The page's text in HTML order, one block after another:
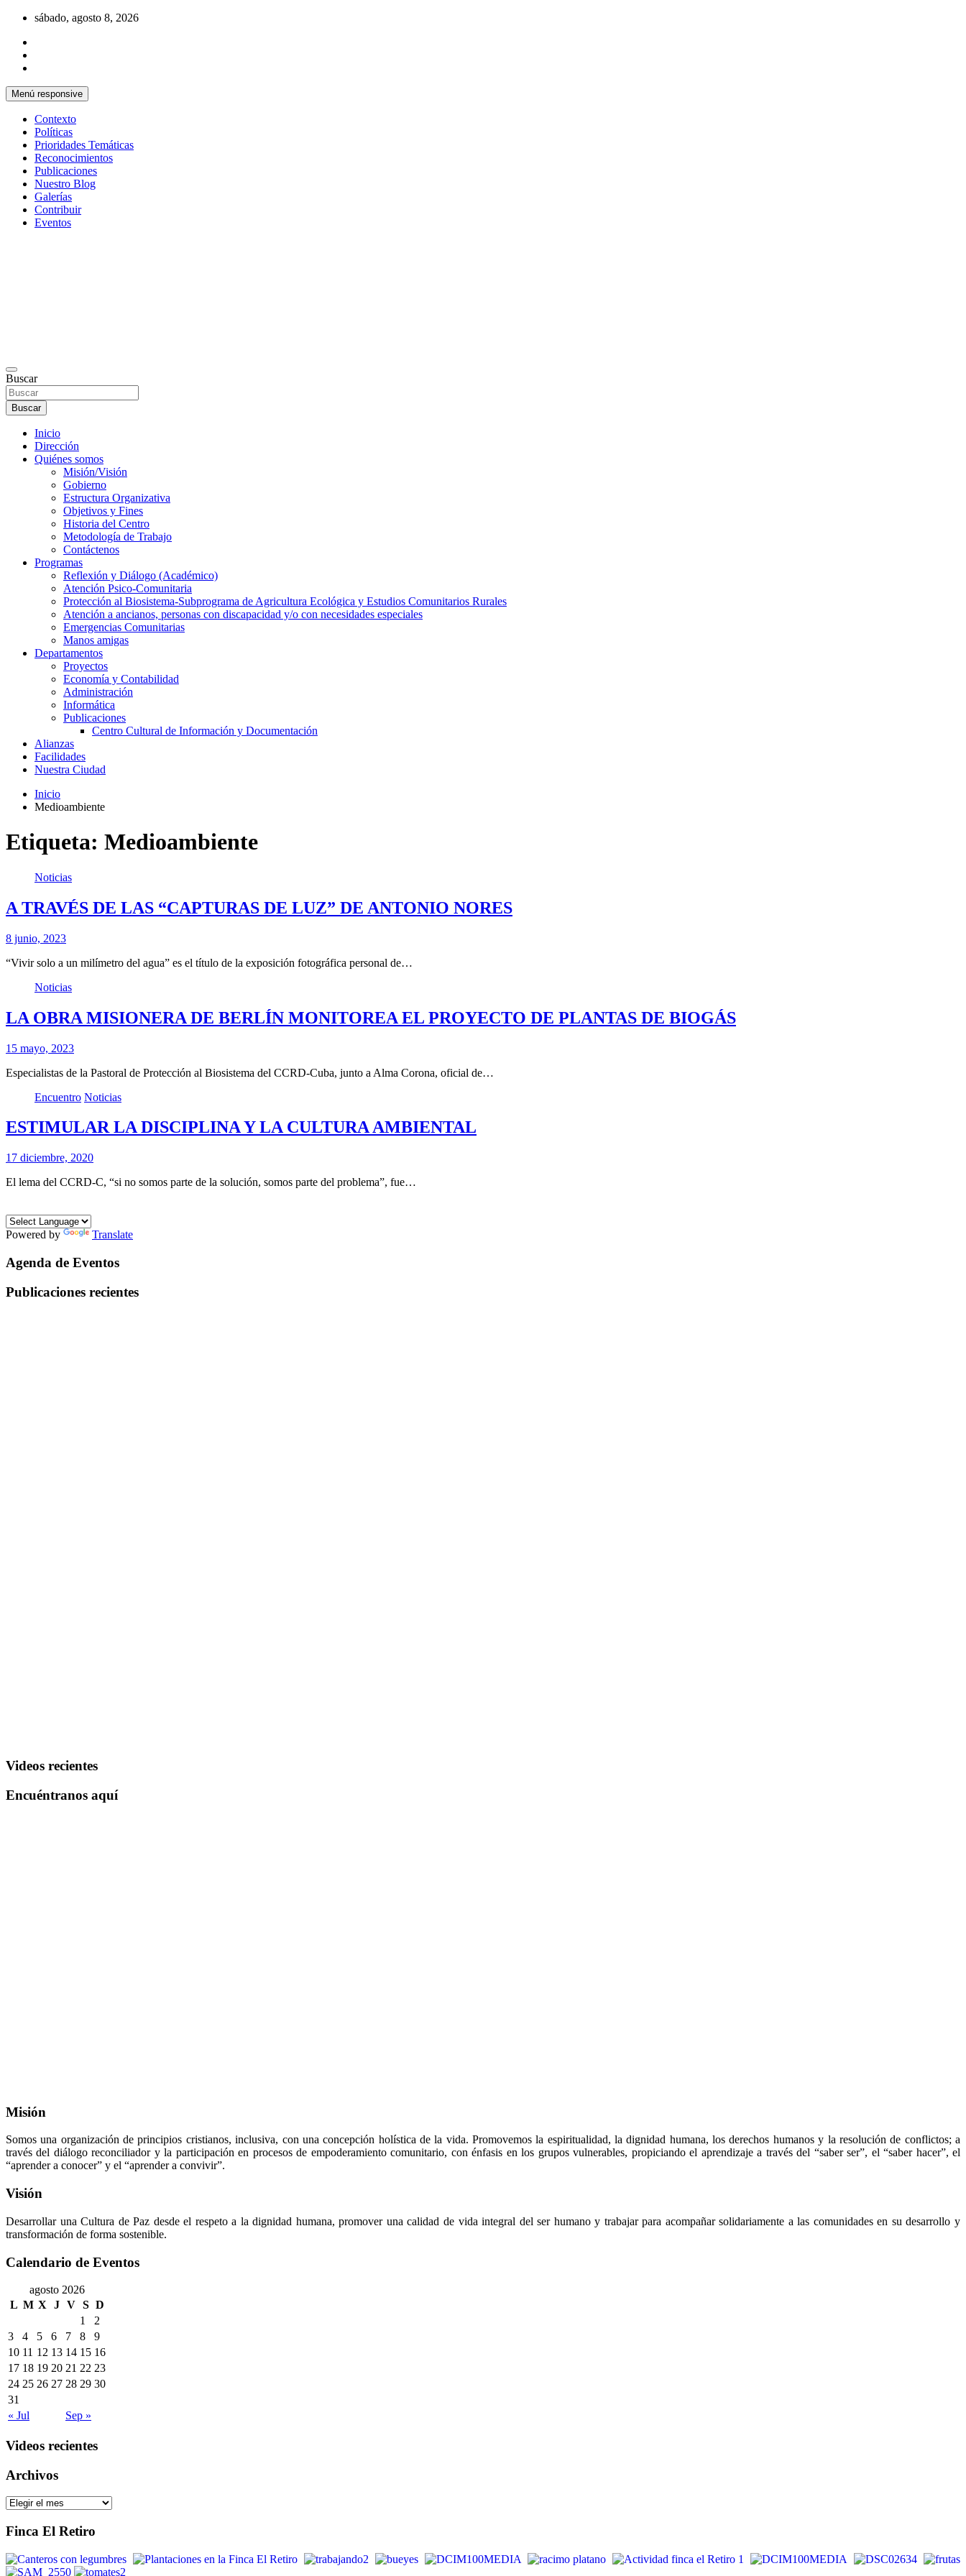
Saltar
contenido
sábado, agosto 8, 2026
Menú responsive
Contexto
Políticas
Prioridades Temáticas
Reconocimientos
Publicaciones
Nuestro Blog
Galerías
Contribuir
Eventos
Buscar
Buscar
Inicio
Dirección
Quiénes somos
Misión/Visión
Gobierno
Estructura Organizativa
Objetivos y Fines
Historia del Centro
Metodología de Trabajo
Contáctenos
Programas
Reflexión y Diálogo (Académico)
Atención Psico-Comunitaria
Protección al Biosistema-Subprograma de Agricultura Ecológica y Estudios Comunitarios Rurales
Atención a ancianos, personas con discapacidad y/o con necesidades especiales
Emergencias Comunitarias
Manos amigas
Departamentos
Proyectos
Economía y Contabilidad
Administración
Informática
Publicaciones
Centro Cultural de Información y Documentación
Alianzas
Facilidades
Nuestra Ciudad
Inicio
Medioambiente
Etiqueta: Medioambiente
Noticias
A TRAVÉS DE LAS “CAPTURAS DE LUZ” DE ANTONIO NORES
8 junio, 2023
“Vivir solo a un milímetro del agua” es el título de la exposición fotográfica personal de…
Noticias
LA OBRA MISIONERA DE BERLÍN MONITOREA EL PROYECTO DE PLANTAS DE BIOGÁS
15 mayo, 2023
Especialistas de la Pastoral de Protección al Biosistema del CCRD-Cuba, junto a Alma Corona, oficial de…
Encuentro Noticias
ESTIMULAR LA DISCIPLINA Y LA CULTURA AMBIENTAL
17 diciembre, 2020
El lema del CCRD-C, “si no somos parte de la solución, somos parte del problema”, fue…
Powered by Translate
Agenda de Eventos
Publicaciones recientes
Videos recientes
Encuéntranos aquí
Misión
Somos una organización de principios cristianos, inclusiva, con una concepción holística de la vida. Promovemos la espiritualidad, la dignidad humana, los derechos humanos y la resolución de conflictos; a
través del diálogo reconciliador y la participación en procesos de empoderamiento comunitario, con énfasis en los grupos vulnerables, propiciando el aprendizaje a través del “saber ser”, el “saber hacer”, el
“aprender a conocer” y el “aprender a convivir”.
Visión
Desarrollar una Cultura de Paz desde el respeto a la dignidad humana, promover una calidad de vida integral del ser humano y trabajar para acompañar solidariamente a las comunidades en su desarrollo y
transformación de forma sostenible.
Calendario de Eventos
agosto 2026
L M X J V S D
1
2
3
4 5 6 7 8
9
10 11 12 13 14 15 16
17 18 19 20 21 22 23
24 25 26 27 28 29 30
31
« Jul
Sep »
Videos recientes
Archivos
Archivos
Finca El Retiro